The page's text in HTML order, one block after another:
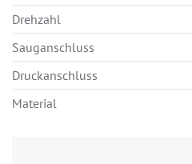
Drehzahl
Sauganschluss
Druckanschluss
Material